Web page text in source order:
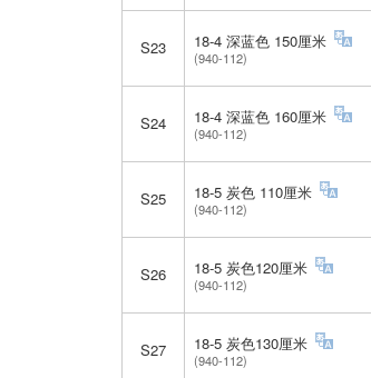
S23 18-4 深蓝色 150厘米
(940-112)
S24 18-4 深蓝色 160厘米
(940-112)
S25 18-5 炭色 110厘米
(940-112)
S26 18-5 炭色120厘米
(940-112)
S27 18-5 炭色130厘米
(940-112)